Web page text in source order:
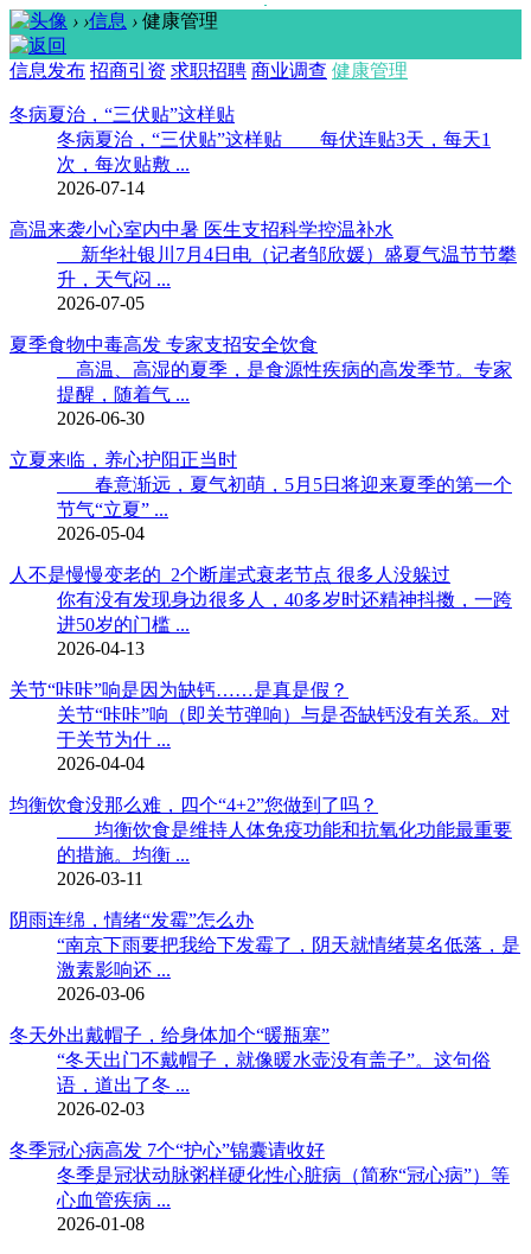
› ›信息 › 健康管理
信息发布 招商引资 求职招聘 商业调查 健康管理
冬病夏治，“三伏贴”这样贴
冬病夏治，“三伏贴”这样贴 每伏连贴3天，每天1
次，每次贴敷 ...
2026-07-14
高温来袭小心室内中暑 医生支招科学控温补水
新华社银川7月4日电（记者邹欣媛）盛夏气温节节攀
升，天气闷 ...
2026-07-05
夏季食物中毒高发 专家支招安全饮食
高温、高湿的夏季，是食源性疾病的高发季节。专家
提醒，随着气 ...
2026-06-30
立夏来临，养心护阳正当时
春意渐远，夏气初萌，5月5日将迎来夏季的第一个
节气“立夏” ...
2026-05-04
人不是慢慢变老的 2个断崖式衰老节点 很多人没躲过
你有没有发现身边很多人，40多岁时还精神抖擞，一跨
进50岁的门槛 ...
2026-04-13
关节“咔咔”响是因为缺钙……是真是假？
关节“咔咔”响（即关节弹响）与是否缺钙没有关系。对
于关节为什 ...
2026-04-04
均衡饮食没那么难，四个“4+2”您做到了吗？
均衡饮食是维持人体免疫功能和抗氧化功能最重要
的措施。均衡 ...
2026-03-11
阴雨连绵，情绪“发霉”怎么办
“南京下雨要把我给下发霉了，阴天就情绪莫名低落，是
激素影响还 ...
2026-03-06
冬天外出戴帽子，给身体加个“暖瓶塞”
“冬天出门不戴帽子，就像暖水壶没有盖子”。这句俗
语，道出了冬 ...
2026-02-03
冬季冠心病高发 7个“护心”锦囊请收好
冬季是冠状动脉粥样硬化性心脏病（简称“冠心病”）等
心血管疾病 ...
2026-01-08